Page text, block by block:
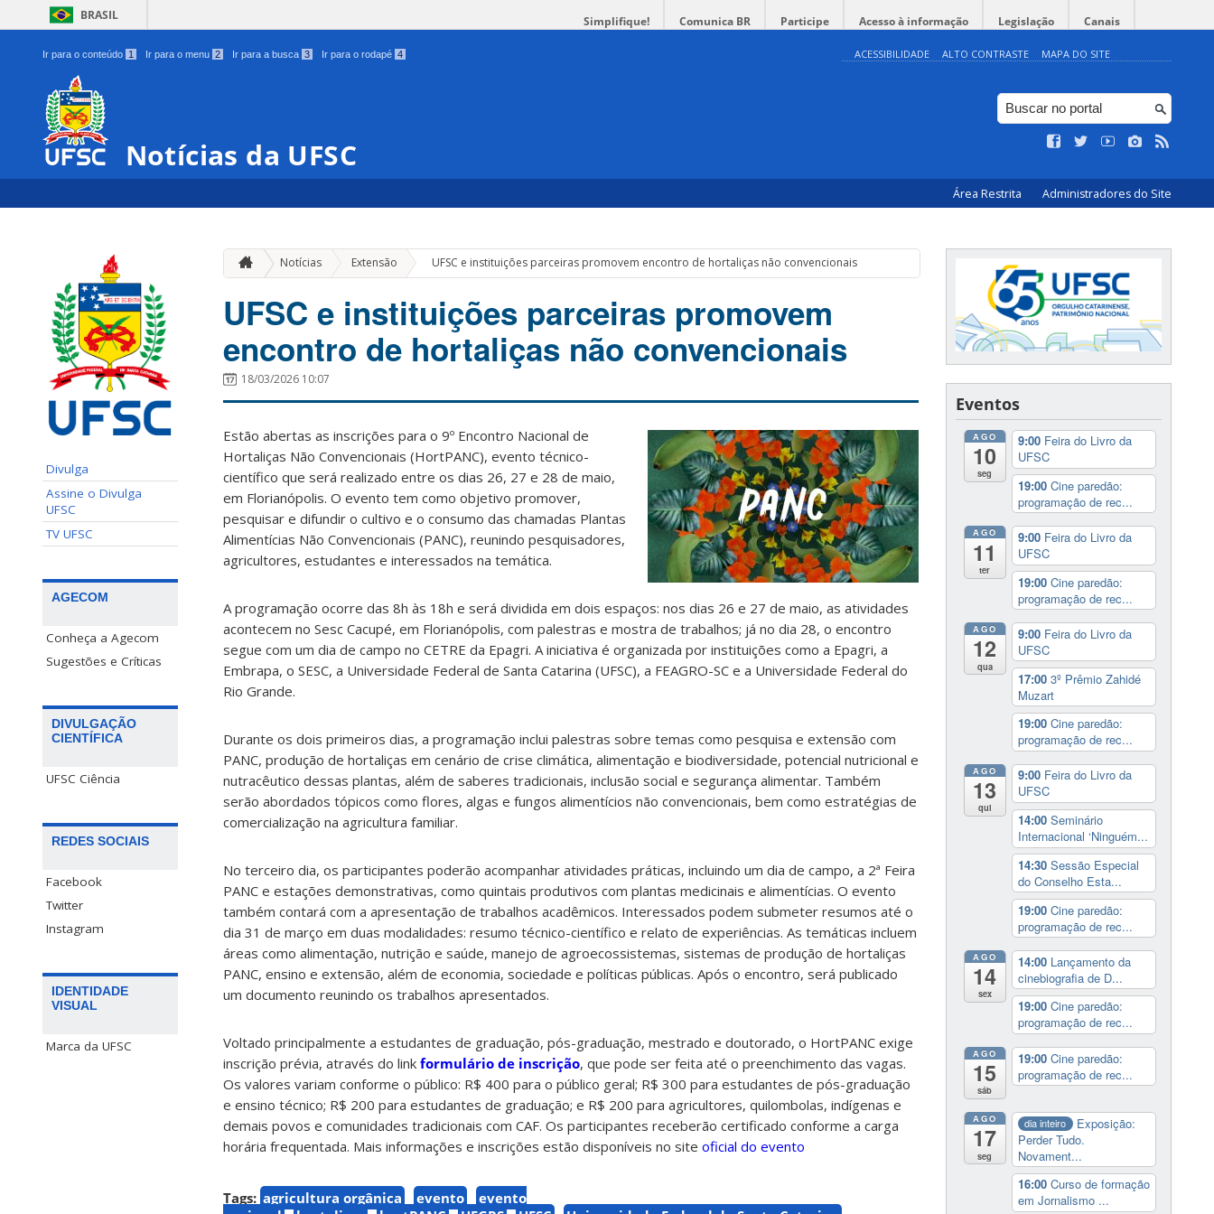
BRASIL Simplifique! Comunica BR Participe Acesso à informação Legislação Canais
Ir para o conteúdo 1 Ir para o menu 2 Ir para a busca 3 Ir para o rodapé 4 ACESSIBILIDADE ALTO CONTRASTE MAPA DO SITE
Notícias da UFSC
Área Restrita Administradores do Site
Divulga
Assine o Divulga
UFSC
TV UFSC
AGECOM
Conheça a Agecom
Sugestões e Críticas
DIVULGAÇÃO
CIENTÍFICA
UFSC Ciência
REDES SOCIAIS
Facebook
Twitter
Instagram
IDENTIDADE
VISUAL
Marca da UFSC
Notícias Extensão » UFSC e instituições parceiras promovem encontro de hortaliças não convencionais
UFSC e instituições parceiras promovem
encontro de hortaliças não convencionais
18/03/2026 10:07
Estão abertas as inscrições para o 9º Encontro Nacional de
Hortaliças Não Convencionais (HortPANC), evento técnico-
científico que será realizado entre os dias 26, 27 e 28 de maio,
em Florianópolis. O evento tem como objetivo promover,
pesquisar e difundir o cultivo e o consumo das chamadas Plantas
Alimentícias Não Convencionais (PANC), reunindo pesquisadores,
agricultores, estudantes e interessados na temática.
A programação ocorre das 8h às 18h e será dividida em dois espaços: nos dias 26 e 27 de maio, as atividades
acontecem no Sesc Cacupé, em Florianópolis, com palestras e mostra de trabalhos; já no dia 28, o encontro
segue com um dia de campo no CETRE da Epagri. A iniciativa é organizada por instituições como a Epagri, a
Embrapa, o SESC, a Universidade Federal de Santa Catarina (UFSC), a FEAGRO-SC e a Universidade Federal do
Rio Grande.
Durante os dois primeiros dias, a programação inclui palestras sobre temas como pesquisa e extensão com
PANC, produção de hortaliças em cenário de crise climática, alimentação e biodiversidade, potencial nutricional e
nutracêutico dessas plantas, além de saberes tradicionais, inclusão social e segurança alimentar. Também
serão abordados tópicos como flores, algas e fungos alimentícios não convencionais, bem como estratégias de
comercialização na agricultura familiar.
No terceiro dia, os participantes poderão acompanhar atividades práticas, incluindo um dia de campo, a 2ª Feira
PANC e estações demonstrativas, como quintais produtivos com plantas medicinais e alimentícias. O evento
também contará com a apresentação de trabalhos acadêmicos. Interessados podem submeter resumos até o
dia 31 de março em duas modalidades: resumo técnico-científico e relato de experiências. As temáticas incluem
áreas como alimentação, nutrição e saúde, manejo de agroecossistemas, sistemas de produção de hortaliças
PANC, ensino e extensão, além de economia, sociedade e políticas públicas. Após o encontro, será publicado
um documento reunindo os trabalhos apresentados.
Voltado principalmente a estudantes de graduação, pós-graduação, mestrado e doutorado, o HortPANC exige
inscrição prévia, através do link formulário de inscrição, que pode ser feita até o preenchimento das vagas.
Os valores variam conforme o público: R$ 400 para o público geral; R$ 300 para estudantes de pós-graduação
e ensino técnico; R$ 200 para estudantes de graduação; e R$ 200 para agricultores, quilombolas, indígenas e
demais povos e comunidades tradicionais com CAF. Os participantes receberão certificado conforme a carga
horária frequentada. Mais informações e inscrições estão disponíveis no site oficial do evento
Tags: agricultura orgânica evento
evento
Eventos
AGO
10
seg
9:00 Feira do Livro da
UFSC
19:00 Cine paredão:
programação de rec...
AGO
11
ter
9:00 Feira do Livro da
UFSC
19:00 Cine paredão:
programação de rec...
AGO
12
qua
9:00 Feira do Livro da
UFSC
17:00 3º Prêmio Zahidé
Muzart
19:00 Cine paredão:
programação de rec...
AGO
13
qui
9:00 Feira do Livro da
UFSC
14:00 Seminário
Internacional ‘Ninguém...
14:30 Sessão Especial
do Conselho Esta...
19:00 Cine paredão:
programação de rec...
AGO
14
sex
14:00 Lançamento da
cinebiografia de D...
19:00 Cine paredão:
programação de rec...
AGO
15
sáb
19:00 Cine paredão:
programação de rec...
AGO
17
seg
dia inteiro
Exposição:
Perder Tudo.
Novament...
16:00 Curso de formação
em Jornalismo ...